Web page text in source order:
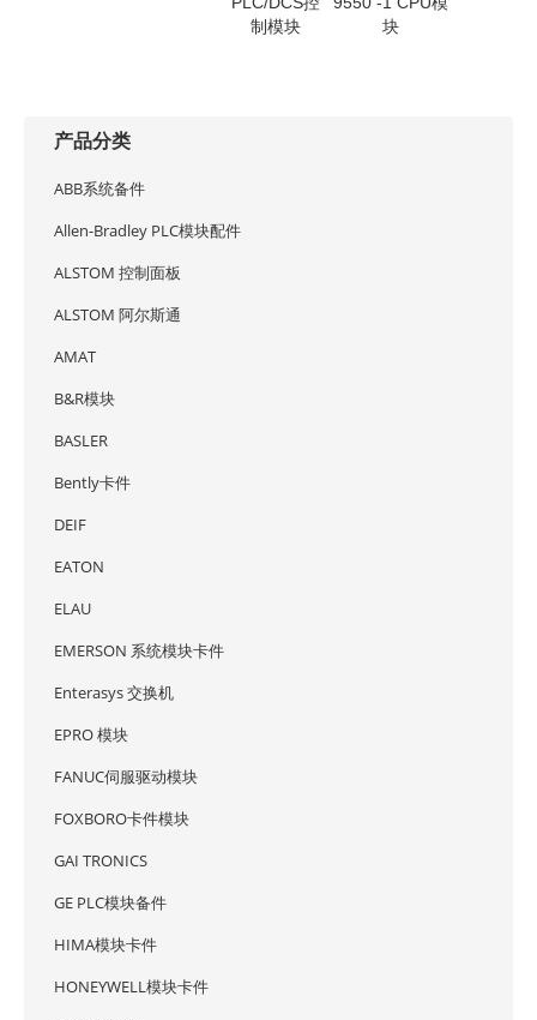
制模块
块
产品分类
ABB系统备件
Allen-Bradley PLC模块配件
ALSTOM 控制面板
ALSTOM 阿尔斯通
AMAT
B&R模块
BASLER
Bently卡件
DEIF
EATON
ELAU
EMERSON 系统模块卡件
Enterasys 交换机
EPRO 模块
FANUC伺服驱动模块
FOXBORO卡件模块
GAI TRONICS
GE PLC模块备件
HIMA模块卡件
HONEYWELL模块卡件